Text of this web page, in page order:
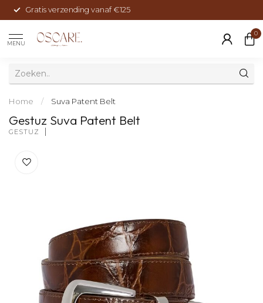
Gratis verzending vanaf €125
MENU
0
Home / Suva Patent Belt
Gestuz Suva Patent Belt
GESTUZ